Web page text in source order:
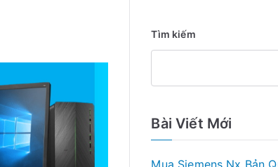
Tìm kiếm
Bài Viết Mới